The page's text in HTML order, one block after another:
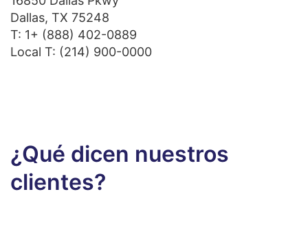
Dallas, TX 75248
T: 1+ (888) 402-0889
Local T: (214) 900-0000
¿Qué dicen nuestros
clientes?